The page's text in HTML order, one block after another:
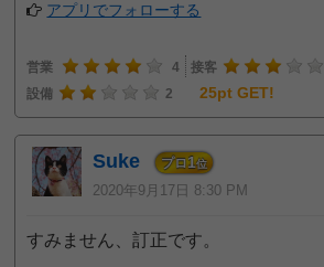
アプリでフォローする
営業 4 接客
設備
2 25pt GET!
Suke プロ 1位
2020年9月17日 8:30 PM
すみません、訂正です。